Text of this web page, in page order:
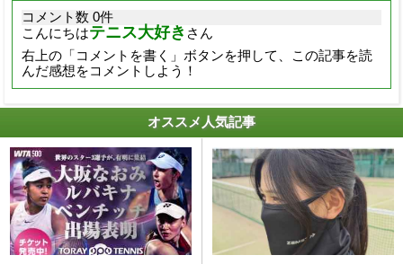
コメント数 0件
こんにちはテニス大好き さん
右上の「コメントを書く」ボタンを押して、この記事を読
んだ感想をコメントしよう！
オススメ人気記事